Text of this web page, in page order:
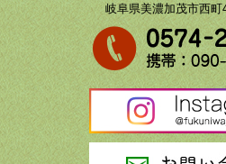
岐阜県美濃加茂市西町